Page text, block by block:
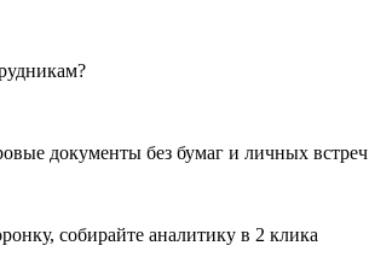
документы без бумаг и личных встреч
собирайте аналитику в 2 клика